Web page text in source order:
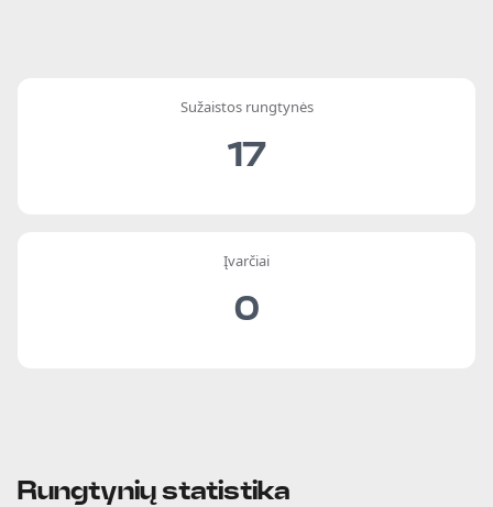
Sužaistos rungtynės
17
Įvarčiai
0
Rungtynių statistika